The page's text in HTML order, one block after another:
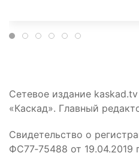
Сетевое издание
«Каскад». Главный
Свидетельство о
ФС77‑75488 от 19.04.2019